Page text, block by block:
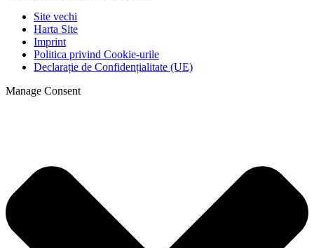
Site vechi
Harta Site
Imprint
Politica privind Cookie-urile
Declarație de Confidențialitate (UE)
Manage Consent